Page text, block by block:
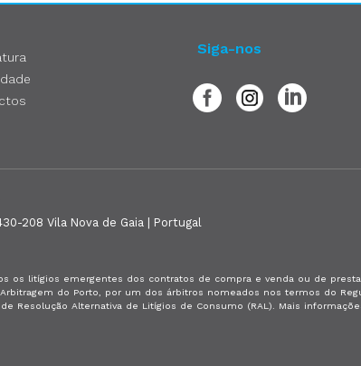
Siga-nos
208 Vila Nova de Gaia | Portugal
os litígios emergentes dos contratos de compra e venda ou de
do Porto, por um dos árbitros nomeados nos termos do
Resolução Alternativa de Litígios de Consumo (RAL). Mais